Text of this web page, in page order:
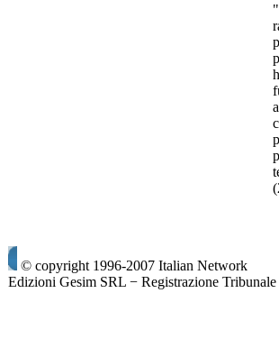
© copyright 1996-2007 Italian Network
Edizioni Gesim SRL − Registrazione